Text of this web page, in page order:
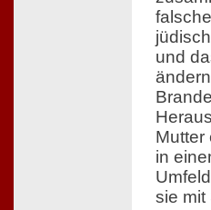
und
Mutter
in
sie mit